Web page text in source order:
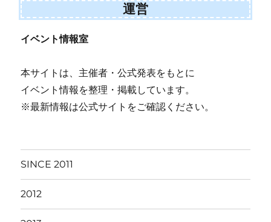
運営
イベント情報室
本サイトは、主催者・公式発表をもとに
イベント情報を整理・掲載しています。
※最新情報は公式サイトをご確認ください。
SINCE 2011
2012